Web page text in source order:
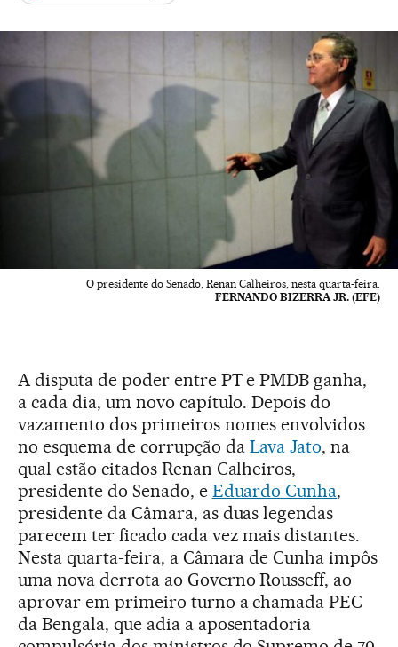
O presidente do Senado, Renan Calheiros, nesta quarta-feira.
FERNANDO BIZERRA JR. (EFE)
A disputa de poder entre PT e PMDB ganha,
a cada dia, um novo capítulo. Depois do
vazamento dos primeiros nomes envolvidos
no esquema de corrupção da Lava Jato, na
qual estão citados Renan Calheiros,
presidente do Senado, e Eduardo Cunha,
presidente da Câmara, as duas legendas
parecem ter ficado cada vez mais distantes.
Nesta quarta-feira, a Câmara de Cunha impôs
uma nova derrota ao Governo Rousseff, ao
aprovar em primeiro turno a chamada PEC
da Bengala, que adia a aposentadoria